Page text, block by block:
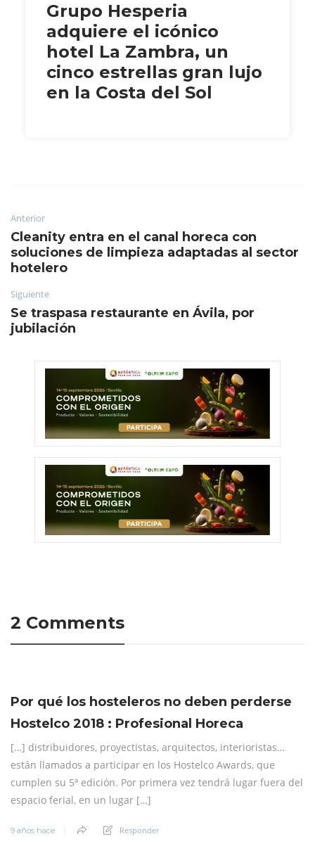
Grupo Hesperia
adquiere el icónico
hotel La Zambra, un
cinco estrellas gran lujo
en la Costa del Sol
Anterior
Cleanity entra en el canal horeca con
soluciones de limpieza adaptadas al sector
hotelero
Siguiente
Se traspasa restaurante en Ávila, por
jubilación
2 Comments
Por qué los hosteleros no deben perderse
Hostelco 2018 : Profesional Horeca
[…] distribuidores, proyectistas, arquitectos, interioristas…
están llamados a participar en los Hostelco Awards, que
cumplen su 5ª edición. Por primera vez tendrá lugar fuera del
espacio ferial, en un lugar […]
9 años hace Responder